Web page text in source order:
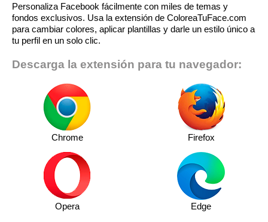
Personaliza Facebook fácilmente con miles de temas y
fondos exclusivos. Usa la extensión de ColoreaTuFace.com
para cambiar colores, aplicar plantillas y darle un estilo único a
tu perfil en un solo clic.
Descarga la extensión para tu navegador:
Chrome Firefox
Opera Edge